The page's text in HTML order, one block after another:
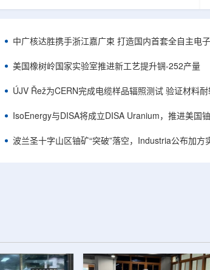
建项目将产量翻倍，但委员会认为该时间表偏晚
将拉长进口燃料战略敏感期。目前PHWR机组约
25GWe年需U3O8约5400吨，UCIL仅能满足约
30%，须靠加速国产与多元化供应降低进口依
赖。委员会支持UCIL与NTPC组建合资企业参股
海外铀...
中广核达胜携手浙江嘉广束 打造国内首套全自主电
美国橡树岭国家实验室推进新工艺提升锎-252产量
ÚJV Řež为CERN完成电缆样品辐照测试 验证材料耐
IsoEnergy与DISA将成立DISA Uranium，推进美国
波兰圣十字山区铀矿“突破”落空，Industria公布加方